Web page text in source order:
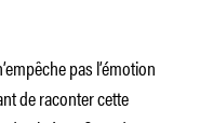
pas l’émotion
de raconter cette